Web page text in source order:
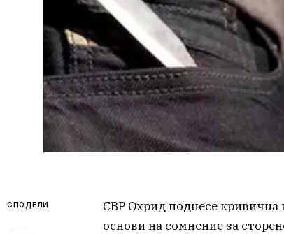
СПОДЕЛИ
СВР Охрид поднесе кривична
основи на сомнение за